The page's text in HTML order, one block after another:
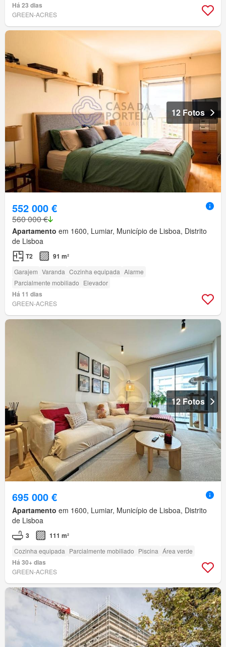
Há 23 dias
GREEN-ACRES
12 Fotos
552 000 €
560 000 €
Apartamento em 1600, Lumiar, Município de Lisboa, Distrito
de Lisboa
T2 91 m²
Garajem Varanda Cozinha equipada Alarme
Parcialmente mobiliado Elevador
Há 11 dias
GREEN-ACRES
12 Fotos
695 000 €
Apartamento em 1600, Lumiar, Município de Lisboa, Distrito
de Lisboa
3 111 m²
Cozinha equipada Parcialmente mobiliado Piscina Área verde
Há 30+ dias
GREEN-ACRES